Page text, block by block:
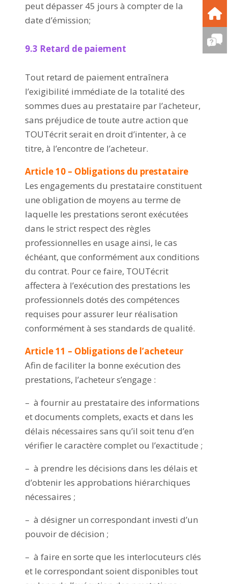
peut dépasser 45 jours à compter de la
date d’émission;
9.3 Retard de paiement
Tout retard de paiement entraînera
l’exigibilité immédiate de la totalité des
sommes dues au prestataire par l’acheteur,
sans préjudice de toute autre action que
TOUTécrit serait en droit d’intenter, à ce
titre, à l’encontre de l’acheteur.
Article 10 – Obligations du prestataire
Les engagements du prestataire constituent
une obligation de moyens au terme de
laquelle les prestations seront exécutées
dans le strict respect des règles
professionnelles en usage ainsi, le cas
échéant, que conformément aux conditions
du contrat. Pour ce faire, TOUTécrit
affectera à l’exécution des prestations les
professionnels dotés des compétences
requises pour assurer leur réalisation
conformément à ses standards de qualité.
Article 11 – Obligations de l’acheteur
Afin de faciliter la bonne exécution des
prestations, l’acheteur s’engage :
– à fournir au prestataire des informations
et documents complets, exacts et dans les
délais nécessaires sans qu’il soit tenu d’en
vérifier le caractère complet ou l’exactitude ;
– à prendre les décisions dans les délais et
d’obtenir les approbations hiérarchiques
nécessaires ;
– à désigner un correspondant investi d’un
pouvoir de décision ;
– à faire en sorte que les interlocuteurs clés
et le correspondant soient disponibles tout